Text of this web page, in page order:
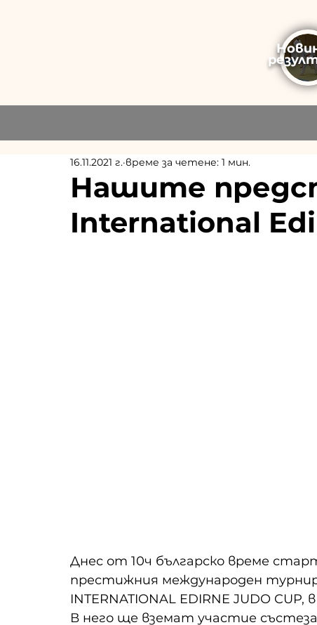
Нашите
International
16.11.2021 г. време за четене: 1 мин.
Днес от 10ч българско време
престижния международен
INTERNATIONAL EDIRNE JUDO CUP,
В него ще вземат участие